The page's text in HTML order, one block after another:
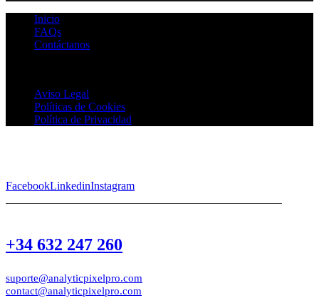
Inicio
FAQs
Contáctanos
Aviso Legal
Políticas de Cookies
Política de Privacidad
FacebookLinkedinInstagram
+34 632 247 260
suporte@analyticpixelpro.com
contact@analyticpixelpro.com